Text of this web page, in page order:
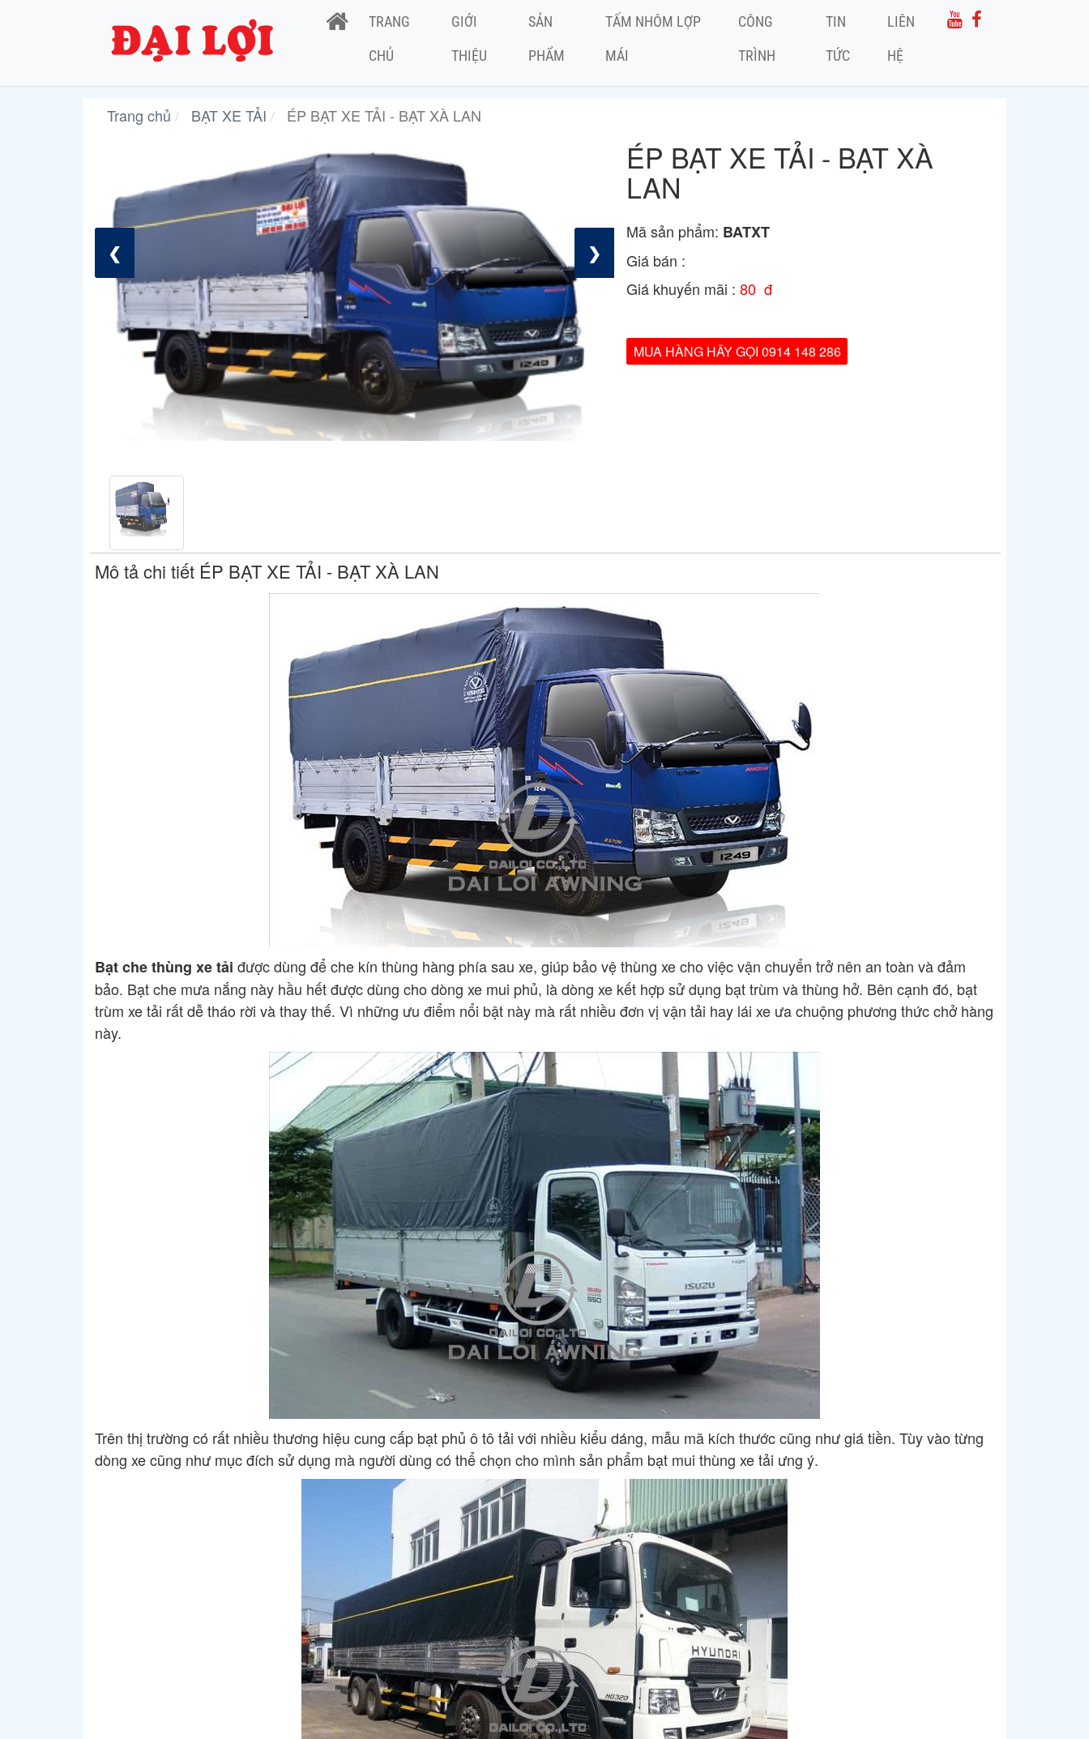
TRANG
CHỦ
GIỚI
THIỆU
SẢN
PHẨM
TẤM NHÔM LỢP
MÁI
CÔNG
TRÌNH
TIN
TỨC
LIÊN
HỆ
Trang chủ BẠT XE TẢI ÉP BẠT XE TẢI - BẠT XÀ LAN
❮ ❯
ÉP BẠT XE TẢI - BẠT XÀ
LAN
Mã sản phẩm: BATXT
Giá bán :
Giá khuyến mãi :80 đ
MUA HÀNG HÃY GỌI 0914 148 286
Mô tả chi tiết ÉP BẠT XE TẢI - BẠT XÀ LAN
Bạt che thùng xe tải được dùng để che kín thùng hàng phía sau xe, giúp bảo vệ thùng xe cho việc vận chuyển trở nên an toàn và đảm
bảo. Bạt che mưa nắng này hầu hết được dùng cho dòng xe mui phủ, là dòng xe kết hợp sử dụng bạt trùm và thùng hở. Bên cạnh đó, bạt
trùm xe tải rất dễ tháo rời và thay thế. Vì những ưu điểm nổi bật này mà rất nhiều đơn vị vận tải hay lái xe ưa chuộng phương thức chở hàng
này.
Trên thị trường có rất nhiều thương hiệu cung cấp bạt phủ ô tô tải với nhiều kiểu dáng, mẫu mã kích thước cũng như giá tiền. Tùy vào từng
dòng xe cũng như mục đích sử dụng mà người dùng có thể chọn cho mình sản phẩm bạt mui thùng xe tải ưng ý.